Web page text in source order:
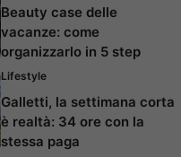
Beauty case delle
vacanze: come
organizzarlo in 5 step
Lifestyle
Galletti, la settimana corta
è realtà: 34 ore con la
stessa paga